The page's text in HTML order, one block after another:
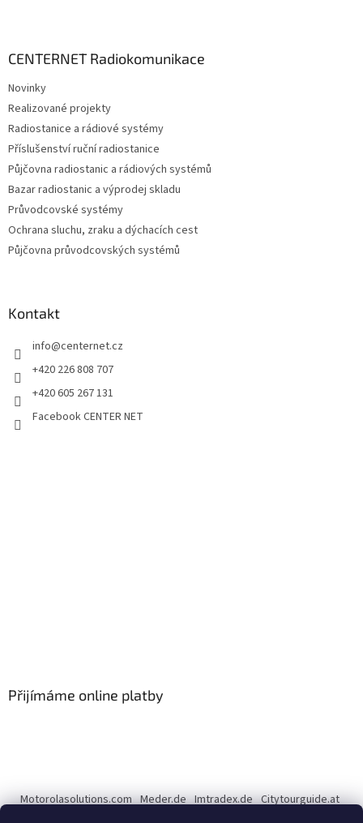
CENTERNET Radiokomunikace
Novinky
Realizované projekty
Radiostanice a rádiové systémy
Příslušenství ruční radiostanice
Půjčovna radiostanic a rádiových systémů
Bazar radiostanic a výprodej skladu
Průvodcovské systémy
Ochrana sluchu, zraku a dýchacích cest
Půjčovna průvodcovských systémů
Kontakt
info@centernet.cz
+420 226 808 707
+420 605 267 131
Facebook CENTER NET
Přijímáme online platby
Motorolasolutions.com Meder.de Imtradex.de Citytourguide.at